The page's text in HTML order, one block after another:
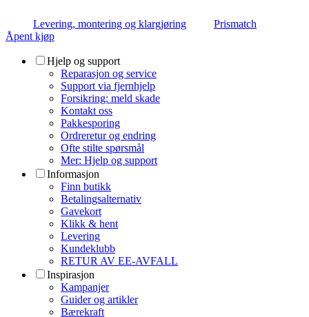
Levering, montering og klargjøring
Prismatch
Åpent kjøp
Hjelp og support
Reparasjon og service
Support via fjernhjelp
Forsikring: meld skade
Kontakt oss
Pakkesporing
Ordreretur og endring
Ofte stilte spørsmål
Mer: Hjelp og support
Informasjon
Finn butikk
Betalingsalternativ
Gavekort
Klikk & hent
Levering
Kundeklubb
RETUR AV EE-AVFALL
Inspirasjon
Kampanjer
Guider og artikler
Bærekraft